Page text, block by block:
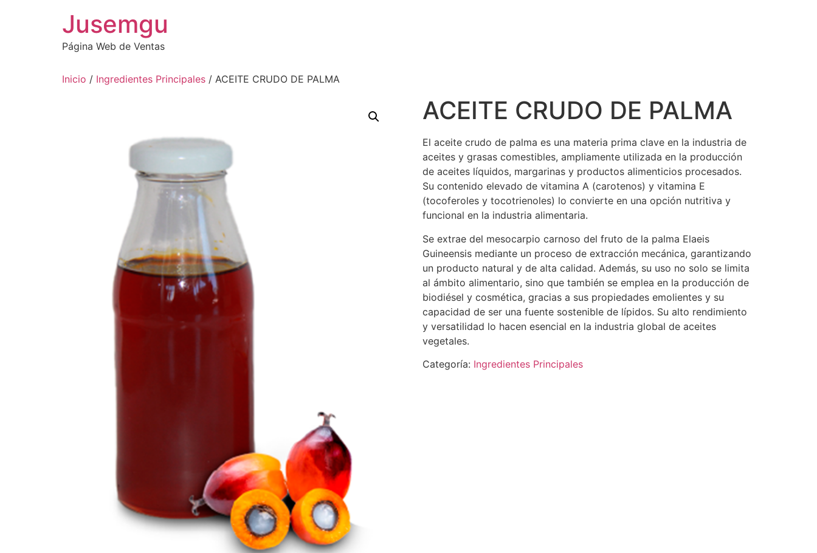
Jusemgu
Página Web de Ventas
Inicio / Ingredientes Principales / ACEITE CRUDO DE PALMA
ACEITE CRUDO DE PALMA
El aceite crudo de palma es una materia prima clave en la industria de
aceites y grasas comestibles, ampliamente utilizada en la producción
de aceites líquidos, margarinas y productos alimenticios procesados.
Su contenido elevado de vitamina A (carotenos) y vitamina E
(tocoferoles y tocotrienoles) lo convierte en una opción nutritiva y
funcional en la industria alimentaria.
Se extrae del mesocarpio carnoso del fruto de la palma Elaeis
Guineensis mediante un proceso de extracción mecánica, garantizando
un producto natural y de alta calidad. Además, su uso no solo se limita
al ámbito alimentario, sino que también se emplea en la producción de
biodiésel y cosmética, gracias a sus propiedades emolientes y su
capacidad de ser una fuente sostenible de lípidos. Su alto rendimiento
y versatilidad lo hacen esencial en la industria global de aceites
vegetales.
Categoría: Ingredientes Principales